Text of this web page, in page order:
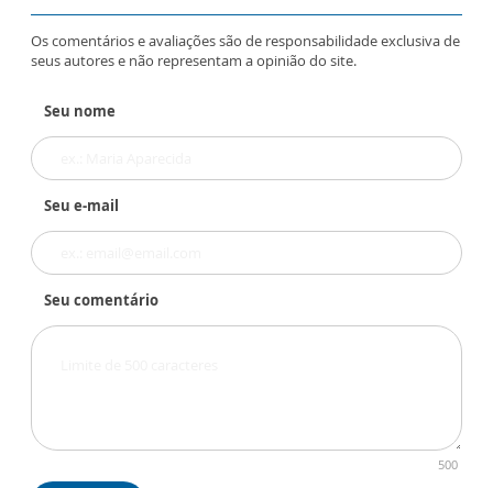
Os comentários e avaliações são de responsabilidade exclusiva de
seus autores e não representam a opinião do site.
Seu nome
Seu e-mail
Seu comentário
500